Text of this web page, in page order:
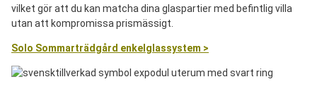
vilket gör att du kan matcha dina glaspartier med befintlig villa
utan att kompromissa prismässigt.
Solo Sommarträdgård enkelglassystem >